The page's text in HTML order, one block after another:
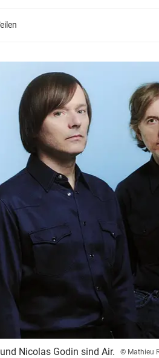
Nicolas Godin sind Air. © Mathieu